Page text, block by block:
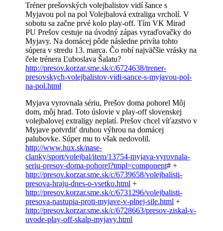
Tréner prešovských volejbalistov vidí šance s
Myjavou pol na pol Volejbalová extraliga vrcholí. V
sobotu sa začne prvé kolo play-off. Tím VK Mirad
PU Prešov cestuje na úvodný zápas vyraďovačky do
Myjavy. Na domácej pôde následne privíta tohto
súpera v stredu 13. marca. Čo robí najväčšie vrásky na
čele trénera Ľuboslava Šalatu?
http://presov.korzar.sme.sk/c/6724638/trener-
presovskych-volejbalistov-vidi-sance-s-myjavou-pol-
na-pol.html
Myjava vyrovnala sériu, Prešov doma pohorel Môj
dom, môj hrad. Toto úslovie v play-off slovenskej
volejbalovej extraligy neplatí. Prešov chcel víťazstvo v
Myjave potvrdiť druhou výhrou na domácej
palubovke. Súper mu to však nedovolil.
http://www.hux.sk/nase-
clanky/sport/volejbal/item/13754-myjava-vyrovnala-
seriu-presov-doma-pohorel?tmpl=component# +
http://presov.korzar.sme.sk/c/6739658/volejbalisti-
presova-hraju-dnes-o-vsetko.html +
http://presov.korzar.sme.sk/c/6731296/volejbalisti-
presova-nastupia-proti-myjave-v-plnej-sile.html +
http://presov.korzar.sme.sk/c/6728663/presov-ziskal-v-
uvode-play-off-skalp-myjavy.html